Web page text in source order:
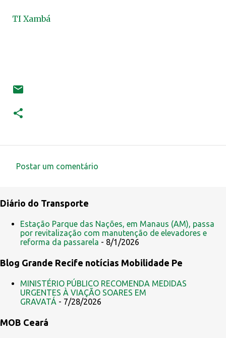
TI Xambá
m
e
n
á
o
s
Postar um comentário
Diário do Transporte
Estação Parque das Nações, em Manaus (AM), passa
por revitalização com manutenção de elevadores e
reforma da passarela - 8/1/2026
Blog Grande Recife notícias Mobilidade Pe
MINISTÉRIO PÚBLICO RECOMENDA MEDIDAS
URGENTES À VIAÇÃO SOARES EM
GRAVATÁ - 7/28/2026
MOB Ceará